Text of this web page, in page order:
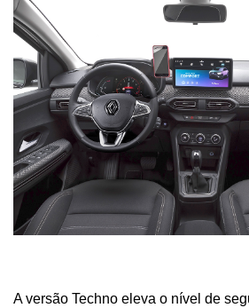
A versão Techno eleva o nível de